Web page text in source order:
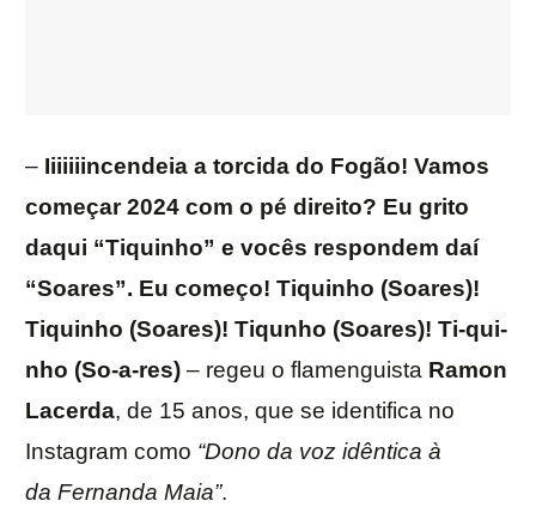
– Iiiiiiincendeia a torcida do Fogão! Vamos
começar 2024 com o pé direito? Eu grito
daqui “Tiquinho” e vocês respondem daí
“Soares”. Eu começo! Tiquinho (Soares)!
Tiquinho (Soares)! Tiqunho (Soares)! Ti-qui-
nho (So-a-res) – regeu o flamenguista Ramon
Lacerda, de 15 anos, que se identifica no
Instagram como “Dono da voz idêntica à
da Fernanda Maia”.